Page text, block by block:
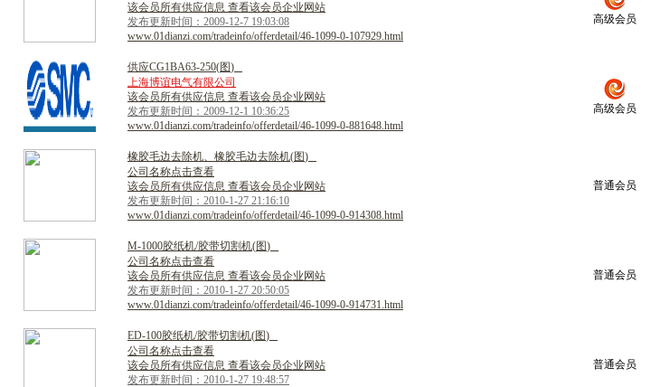
该会员所有供应信息 查看该会员企业网站
发布更新时间：2009-12-7 19:03:08
www.01dianzi.com/tradeinfo/offerdetail/46-1099-0-107929.html
高级会员
供应CG1BA63-250(图)
上海博谊电气有限公司
该会员所有供应信息 查看该会员企业网站
发布更新时间：2009-12-1 10:36:25
www.01dianzi.com/tradeinfo/offerdetail/46-1099-0-881648.html
高级会员
橡胶毛边去除机、 橡胶毛边去除机(图)
公司名称点击查看
该会员所有供应信息 查看该会员企业网站
发布更新时间：2010-1-27 21:16:10
www.01dianzi.com/tradeinfo/offerdetail/46-1099-0-914308.html
普通会员
M-1000胶纸机/胶带切割机(图)
公司名称点击查看
该会员所有供应信息 查看该会员企业网站
发布更新时间：2010-1-27 20:50:05
www.01dianzi.com/tradeinfo/offerdetail/46-1099-0-914731.html
普通会员
ED-100胶纸机/胶带切割机(图)
公司名称点击查看
该会员所有供应信息 查看该会员企业网站
发布更新时间：2010-1-27 19:48:57
普通会员